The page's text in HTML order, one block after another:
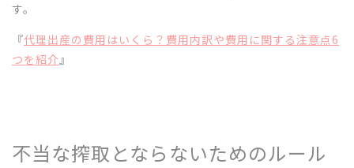
す。
『代理出産の費用はいくら？費用内訳や費用に関する注意点6
つを紹介』
不当な搾取とならないためのルール